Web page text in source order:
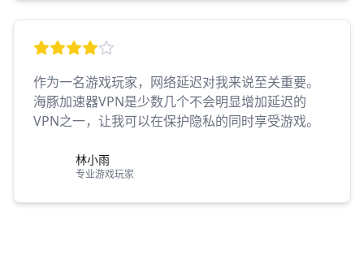
作为一名游戏玩家，网络延迟对我来说至关重要。
海豚加速器VPN是少数几个不会明显增加延迟的
VPN之一，让我可以在保护隐私的同时享受游戏。
林小雨
专业游戏玩家